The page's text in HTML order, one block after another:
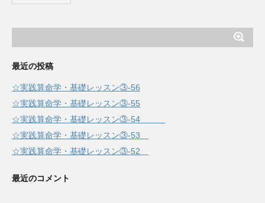
最近の投稿
☆実践算命学・基礎レッスン③-56
☆実践算命学・基礎レッスン③-55
☆実践算命学・基礎レッスン③-54
☆実践算命学・基礎レッスン③-53
☆実践算命学・基礎レッスン③-52
最近のコメント